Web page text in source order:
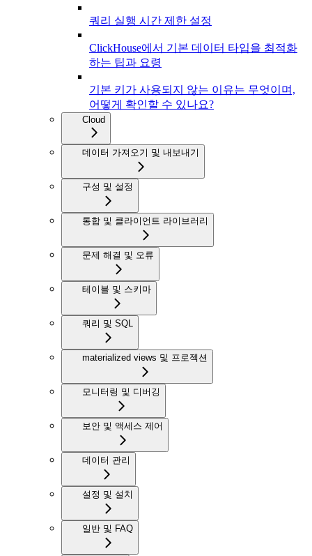
쿼리 실행 시간 제한 설정
ClickHouse에서 기본 데이터 타입을 최적화
하는 팁과 요령
기본 키가 사용되지 않는 이유는 무엇이며,
어떻게 확인할 수 있나요?
Cloud
데이터 가져오기 및 내보내기
구성 및 설정
통합 및 클라이언트 라이브러리
문제 해결 및 오류
테이블 및 스키마
쿼리 및 SQL
materialized views 및 프로젝션
모니터링 및 디버깅
보안 및 액세스 제어
데이터 관리
설정 및 설치
일반 및 FAQ